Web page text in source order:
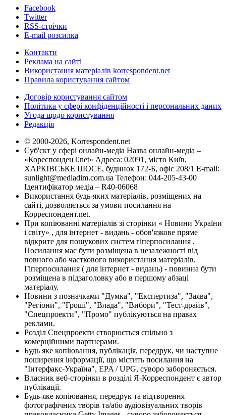
Facebook
Twitter
RSS-стрічки
E-mail розсилка
Контакти
Реклама на сайті
Використання матеріалів korrespondent.net
Правила користування сайтом
Договір користування сайтом
Політика у сфері конфіденційності і персональних даних
Угода щодо користування
Редакція
© 2000-2026, Korrespondent.net
Суб'єкт у сфері онлайн-медіа Назва онлайн-медіа –
«КореспонденТ.net» Адреса: 02091, місто Київ,
ХАРКІВСЬКЕ ШОСЕ, будинок 172-Б, офіс 208/1 E-mail:
sunlight@mediadim.com.ua Телефон: 044-205-43-00
Ідентифікатор медіа – R40-06068
Використання будь-яких матеріалів, розміщених на
сайті, дозволяється за умови посилання на
Корреспондент.net.
При копіюванні матеріалів зі сторінки « Новини України
і світу» , для інтернет - видань - обов'язкове пряме
відкрите для пошукових систем гіперпосилання .
Посилання має бути розміщена в незалежності від
повного або часткового використання матеріалів.
Гіперпосилання ( для інтернет - видань) - повинна бути
розміщена в підзаголовку або в першому абзаці
матеріалу.
Новини з позначками "Думка", "Експертиза", "Заява",
"Регіони", "Гроші", "Влада", "Вибори", "Тест-драйв",
"Спецпроекти", "Промо" публікуються на правах
реклами.
Розділ Спецпроекти створюється спільно з
комерційними партнерами.
Будь яке копіювання, публікація, передрук, чи наступне
поширення інформації, що містить посилання на
"Інтерфакс-Україна", EPA / UPG, суворо забороняється.
Власник веб-сторінки в розділі Я-Корреспондент є автор
публікації.
Будь-яке копіювання, передрук та відтворення
фотографічних творів та/або аудіовізуальних творів